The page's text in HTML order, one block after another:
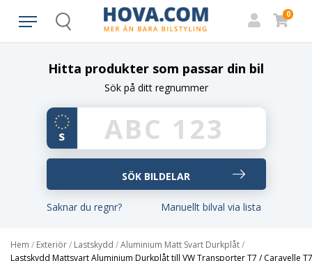
Search
0
Hitta produkter som passar din bil
Sök på ditt regnummer
Saknar du regnr? Manuellt bilval via lista
Hem / Exteriör/ Lastskydd /Aluminium Matt Svart Durkplåt/
Lastskydd Mattsvart Aluminium Durkplåt till VW Transporter T7 / Caravelle